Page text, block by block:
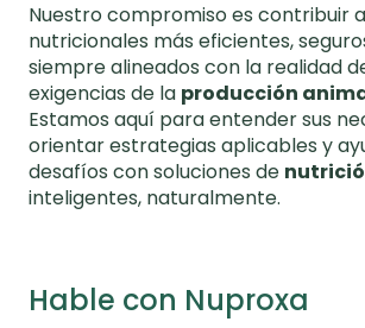
Nuestro compromiso es contribuir
nutricionales más eficientes,
siempre alineados con la realidad
exigencias de la producción
Estamos aquí para entender sus
orientar estrategias aplicables y
desafíos con soluciones de
inteligentes, naturalmente.
Hable con Nuproxa